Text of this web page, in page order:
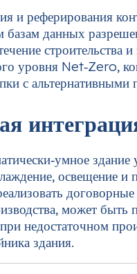
и реферирования
данных
уровня Net‑Zero,
с
освещение и
может быть
недостаточном
здания.